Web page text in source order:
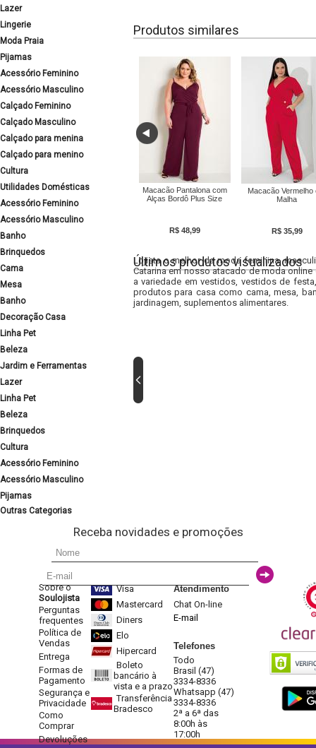
Lazer
Lingerie
Moda Praia
Pijamas
Acessório Feminino
Acessório Masculino
Calçado Feminino
Calçado Masculino
Calçado para menina
Calçado para menino
Cultura
Utilidades Domésticas
Acessório Feminino
Acessório Masculino
Banho
Brinquedos
Cama
Mesa
Banho
Decoração Casa
Linha Pet
Beleza
Jardim e Ferramentas
Lazer
Linha Pet
Beleza
Brinquedos
Cultura
Acessório Feminino
Acessório Masculino
Pijamas
Outras Categorias
Produtos similares
Macacão Pantalona com
Alças Bordô Plus Size
R$ 48,99
Macacão Vermelho
Malha
R$ 35,99
Últimos produtos visualizados
Lojista o melhor da moda feminina,
Catarina em nosso atacado de moda
a variedade em vestidos, vestidos de
produtos para casa como cama, mesa,
jardinagem, suplementos alimentares.
Receba novidades e promoções
Sobre o
Soulojista
Perguntas
frequentes
Política de
Vendas
Entrega
Formas de
Pagamento
Segurança e
Privacidade
Como
Comprar
Devoluções
Visa
Mastercard
Diners
Elo
Hipercard
Boleto
bancário à
vista e a prazo
Transferência
Bradesco
Atendimento
Chat On-line
E-mail
Telefones
Todo
Brasil (47)
3334-8336
Whatsapp (47)
3334-8336
2ª a 6ª das
8:00h às
17:00h